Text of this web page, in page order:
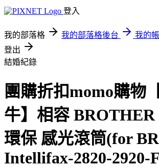
登入
我的部落格 我的部落格後台
我的
登出
結婚紀錄
團購折扣momo購物
牛】相容 BROTHER
環保 感光滾筒(for
Intellifax-2820-2920-